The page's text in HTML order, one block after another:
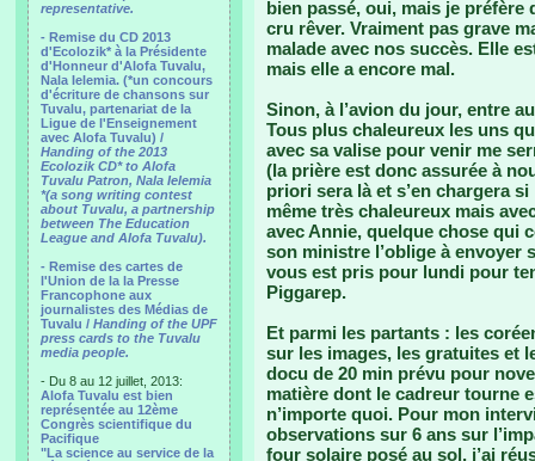
representative.
- Remise du CD 2013
d'Ecolozik* à la Présidente
d'Honneur d'Alofa Tuvalu,
Nala Ielemia. (*un concours
d'écriture de chansons sur
Tuvalu, partenariat de la
Ligue de l'Enseignement
avec Alofa Tuvalu) /
Handing of the 2013
Ecolozik CD* to Alofa
Tuvalu Patron, Nala Ielemia
*(a song writing contest
about Tuvalu, a partnership
between The Education
League and Alofa Tuvalu).
- Remise des cartes de
l'Union de la la Presse
Francophone aux
journalistes des Médias de
Tuvalu / Handing of the UPF
press cards to the Tuvalu
media people.
- Du 8 au 12 juillet, 2013:
Alofa Tuvalu est bien
représentée au 12ème
Congrès scientifique du
Pacifique
"La science au service de la
bien passé, oui, mais je préfère
cru rêver. Vraiment pas grave
malade avec nos succès. Elle
mais elle a encore mal.
Sinon, à l’avion du jour, entre
Tous plus chaleureux les uns
avec sa valise pour venir me
(la prière est donc assurée à
priori sera là et s’en chargera
même très chaleureux mais
avec Annie, quelque chose qui
son ministre l’oblige à envoyer
vous est pris pour lundi pour
Piggarep.
Et parmi les partants : les
sur les images, les gratuites et
docu de 20 min prévu pour
matière dont le cadreur tourne
n’importe quoi. Pour mon
observations sur 6 ans sur
four solaire posé au sol, j’ai